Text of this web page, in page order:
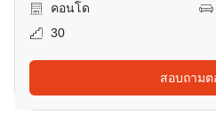
คอนโด
30
สอบถาม